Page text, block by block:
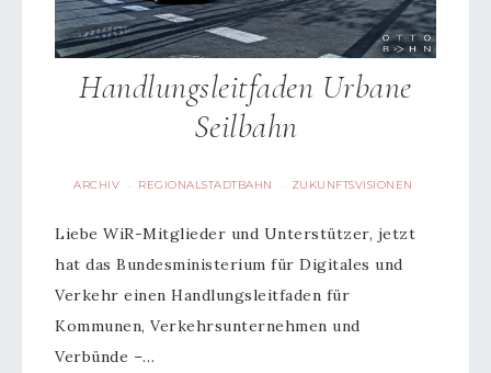
Handlungsleitfaden Urbane
Seilbahn
ARCHIV · REGIONALSTADTBAHN · ZUKUNFTSVISIONEN
Liebe WiR-Mitglieder und Unterstützer, jetzt
hat das Bundesministerium für Digitales und
Verkehr einen Handlungsleitfaden für
Kommunen, Verkehrsunternehmen und
Verbünde –…